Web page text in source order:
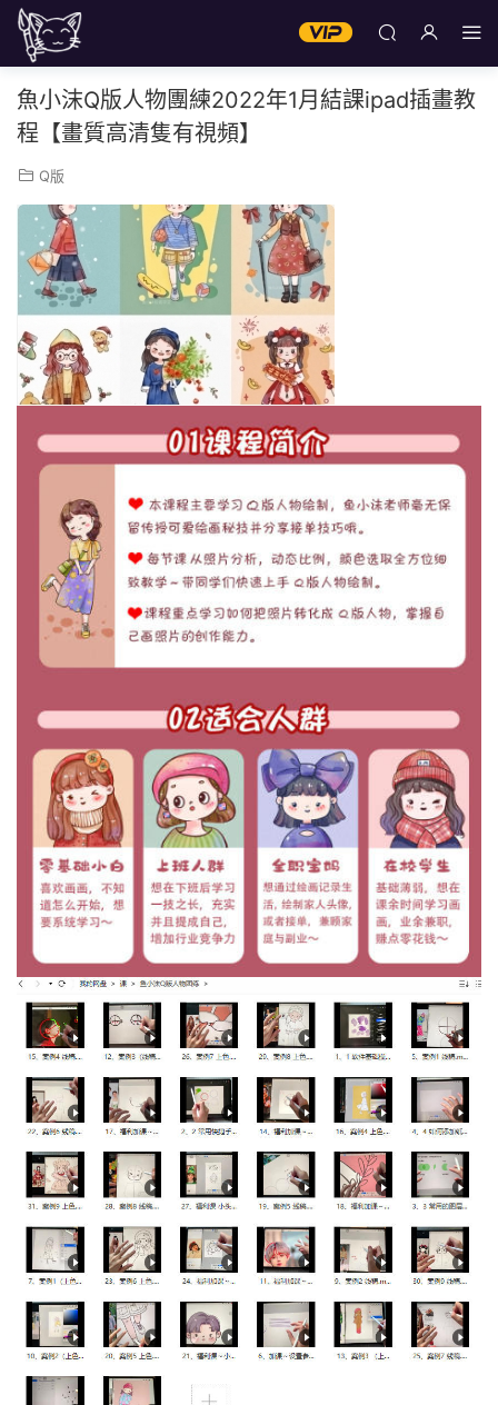
魚小沫Q版人物團練2022年1月結課ipad插畫教
程【畫質高清隻有視頻】
Q版